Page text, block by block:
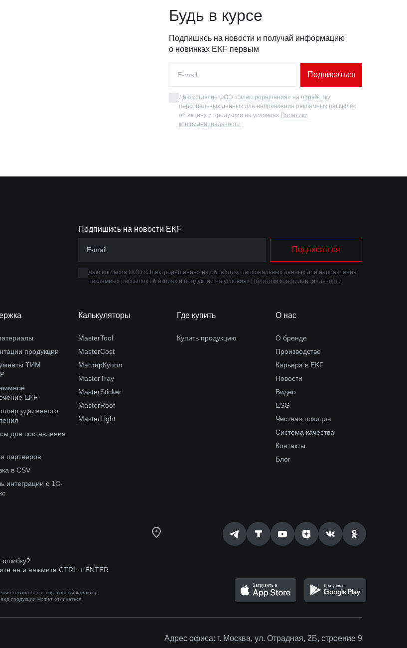
Будь в курсе
Подпишись на новости и получай информацию
о новинках EKF первым
Подписаться
Даю согласие ООО «Электрорешения» на обработку
персональных данных для направления рекламных рассылок
об акциях и продукции на условиях Политики
конфиденциальности
Подпишись на новости EKF
Подписаться
Даю согласие ООО «Электрорешения» на обработку персональных данных для направления
рекламных рассылок об акциях и продукции на условиях Политики конфиденциальности
продукции
ТИМ
EKF
удаленного
для составления
партнеров
в CSV
интеграции с 1С-
Калькуляторы
MasterTool
MasterCost
МастерКупол
MasterTray
MasterSticker
MasterRoof
MasterLight
Где купить
Купить продукцию
О нас
О бренде
Производство
Карьера в EKF
Новости
Видео
ESG
Честная позиция
Система качества
Контакты
Блог
ее и нажмите CTRL + ENTER
товара носят справочный характер,
продукции может отличаться
Адрес офиса: г. Москва, ул. Отрадная, 2Б, строение 9